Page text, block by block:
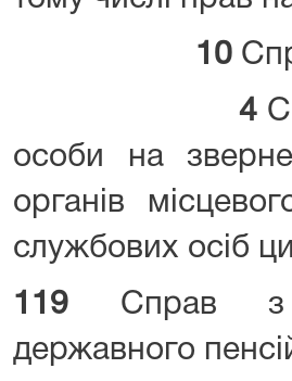
10
4
особи на
органів
службових осіб
119 Справ з
державного